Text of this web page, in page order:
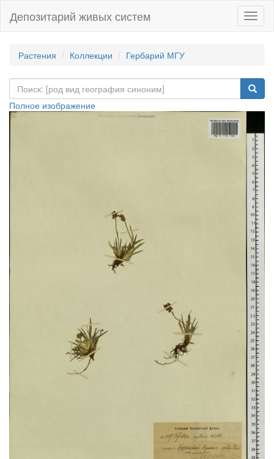
Депозитарий живых систем
Растения Коллекции Гербарий МГУ
Полное изображение